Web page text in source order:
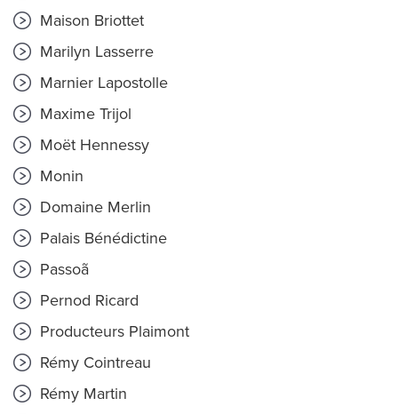
Maison Briottet
Marilyn Lasserre
Marnier Lapostolle
Maxime Trijol
Moët Hennessy
Monin
Domaine Merlin
Palais Bénédictine
Passoã
Pernod Ricard
Producteurs Plaimont
Rémy Cointreau
Rémy Martin